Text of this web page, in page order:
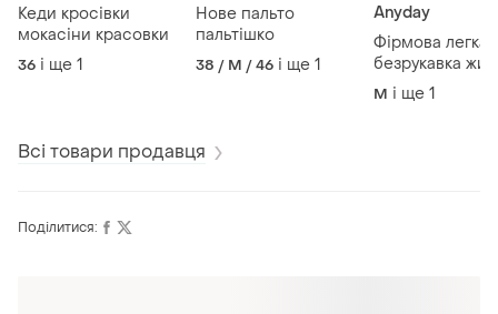
Кеди кросівки
мокасіни красовки
36 і ще 1
Нове пальто
пальтішко
38 / M / 46 і ще 1
Anyday
Фірмова легка
безрукавка
M і ще 1
Всі товари продавця
Поділитися: